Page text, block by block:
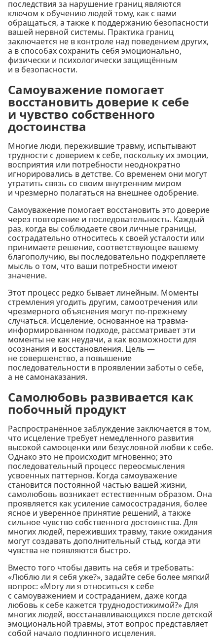
последствия за нарушение границ являются
ключом к обучению людей тому, как с вами
обращаться, а также к поддержанию безопасности
вашей нервной системы. Практика границ
заключается не в контроле над поведением других,
а в способах сохранить себя эмоционально,
физически и психологически защищённым
и в безопасности.
Самоуважение помогает
восстановить доверие к себе
и чувство собственного
достоинства
Многие люди, пережившие травму, испытывают
трудности с доверием к себе, поскольку их эмоции,
восприятия или потребности неоднократно
игнорировались в детстве. Со временем они могут
утратить связь со своим внутренним миром
и чрезмерно полагаться на внешнее одобрение.
Самоуважение помогает восстановить это доверие
через повторение и последовательность. Каждый
раз, когда вы соблюдаете свои личные границы,
сострадательно относитесь к своей усталости или
принимаете решение, соответствующее вашему
благополучию, вы последовательно подкрепляете
мысль о том, что ваши потребности имеют
значение.
Этот процесс редко бывает линейным. Моменты
стремления угодить другим, самоотречения или
чрезмерного объяснения могут по-прежнему
случаться. Исцеление, основанное на травма-
информированном подходе, рассматривает эти
моменты не как неудачи, а как возможности для
осознания и восстановления. Цель —
не совершенство, а повышение
последовательности в проявлении заботы о себе,
а не самонаказания.
Самолюбовь развивается как
побочный продукт
Распространённое заблуждение заключается в том,
что исцеление требует немедленного развития
высокой самооценки или безусловной любви к себе.
Однако это не происходит мгновенно; это
последовательный процесс переосмысления
усвоенных паттернов. Когда самоуважение
становится постоянной частью вашей жизни,
самолюбовь возникает естественным образом. Она
проявляется как усиление самосострадания, более
ясное и уверенное принятие решений, а также
сильное чувство собственного достоинства. Для
многих людей, переживших травму, такие ожидания
могут создавать дополнительный стыд, когда эти
чувства не появляются быстро.
Вместо того чтобы давить на себя и требовать:
«Люблю ли я себя уже?», задайте себе более мягкий
вопрос: «Могу ли я относиться к себе
с самоуважением и состраданием, даже когда
любовь к себе кажется труднодостижимой?» Для
многих людей, восстанавливающихся после детской
эмоциональной травмы, этот вопрос представляет
собой начало подлинного исцеления.